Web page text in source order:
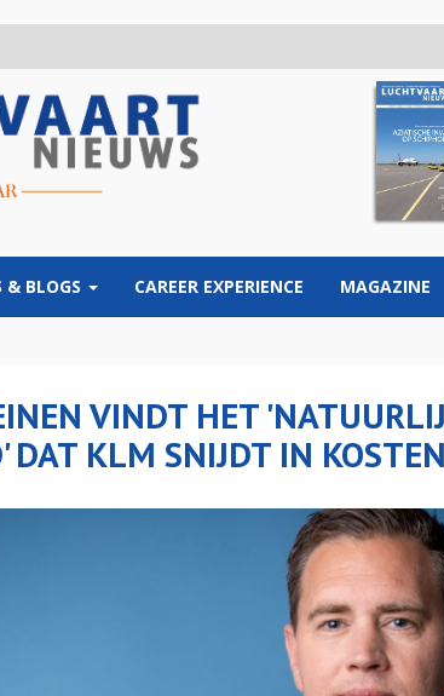
& BLOGS CAREER EXPERIENCE MAGAZINE
VINDT HET
DAT KLM SNIJDT IN KOSTEN